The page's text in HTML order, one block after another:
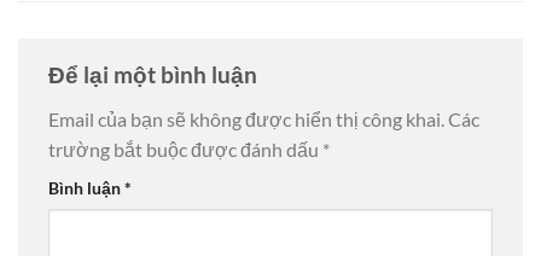
Để lại một bình luận
Email của bạn sẽ không được hiển thị công khai.Các
trường bắt buộc được đánh dấu *
Bình luận*